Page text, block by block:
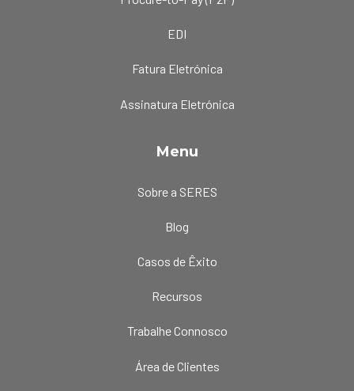
EDI
Fatura Eletrónica
Assinatura Eletrónica
Menu
Sobre a SERES
Blog
Casos de Êxito
Recursos
Trabalhe Connosco
Área de Clientes